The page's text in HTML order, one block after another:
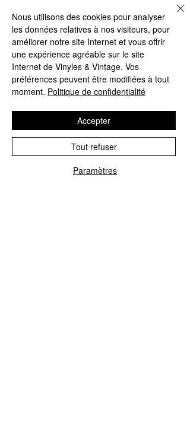
A2
C'est Pas Comme Ça Que Tu
L'oublieras...
4:40
A3 Vivre
3:33
A4
La Croisière Des Souvenirs
"Sea Cruise"
A5
Un Homme Comme Les
Autres
3:19
J'ai Oublié De Vivre
B3
Les Filles Du Paradis
3:29
Je Suis Vraiment Très Bien
B5
Le Rock 'n' Roll Est Né 3:38
Nous utilisons des cookies pour analyser
les données relatives à nos visiteurs, pour
améliorer notre site Internet et vous offrir
une expérience agréable sur le site
Internet de Vinyles & Vintage. Vos
préférences peuvent être modifiées à tout
moment. Politique de confidentialité
Paramètres
Tout refuser
Accepter